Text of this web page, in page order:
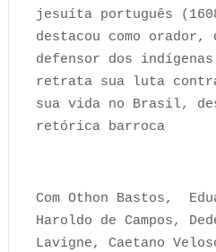
jesuíta português
destacou como orador,
defensor dos
retrata sua luta
sua vida no Brasil,
retórica barroca
Com Othon Bastos,
Haroldo de Campos,
Lavigne, Caetano